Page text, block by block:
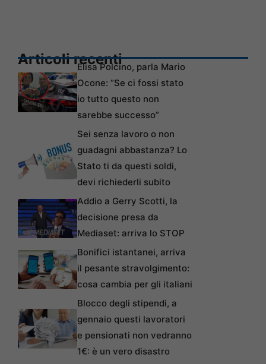
Articoli recentiElisa Polcino, parla Mario
Ocone: “Se ci fossi stato
io tutto questo non
sarebbe successo”
Sei senza lavoro o non
guadagni abbastanza? Lo
Stato ti da questi soldi,
devi richiederli subito
Addio a Gerry Scotti, la
decisione presa da
Mediaset: arriva lo STOP
Bonifici istantanei, arriva
il pesante stravolgimento:
cosa cambia per gli italiani
Blocco degli stipendi, a
gennaio questi lavoratori
e pensionati non vedranno
1€: è un vero disastro